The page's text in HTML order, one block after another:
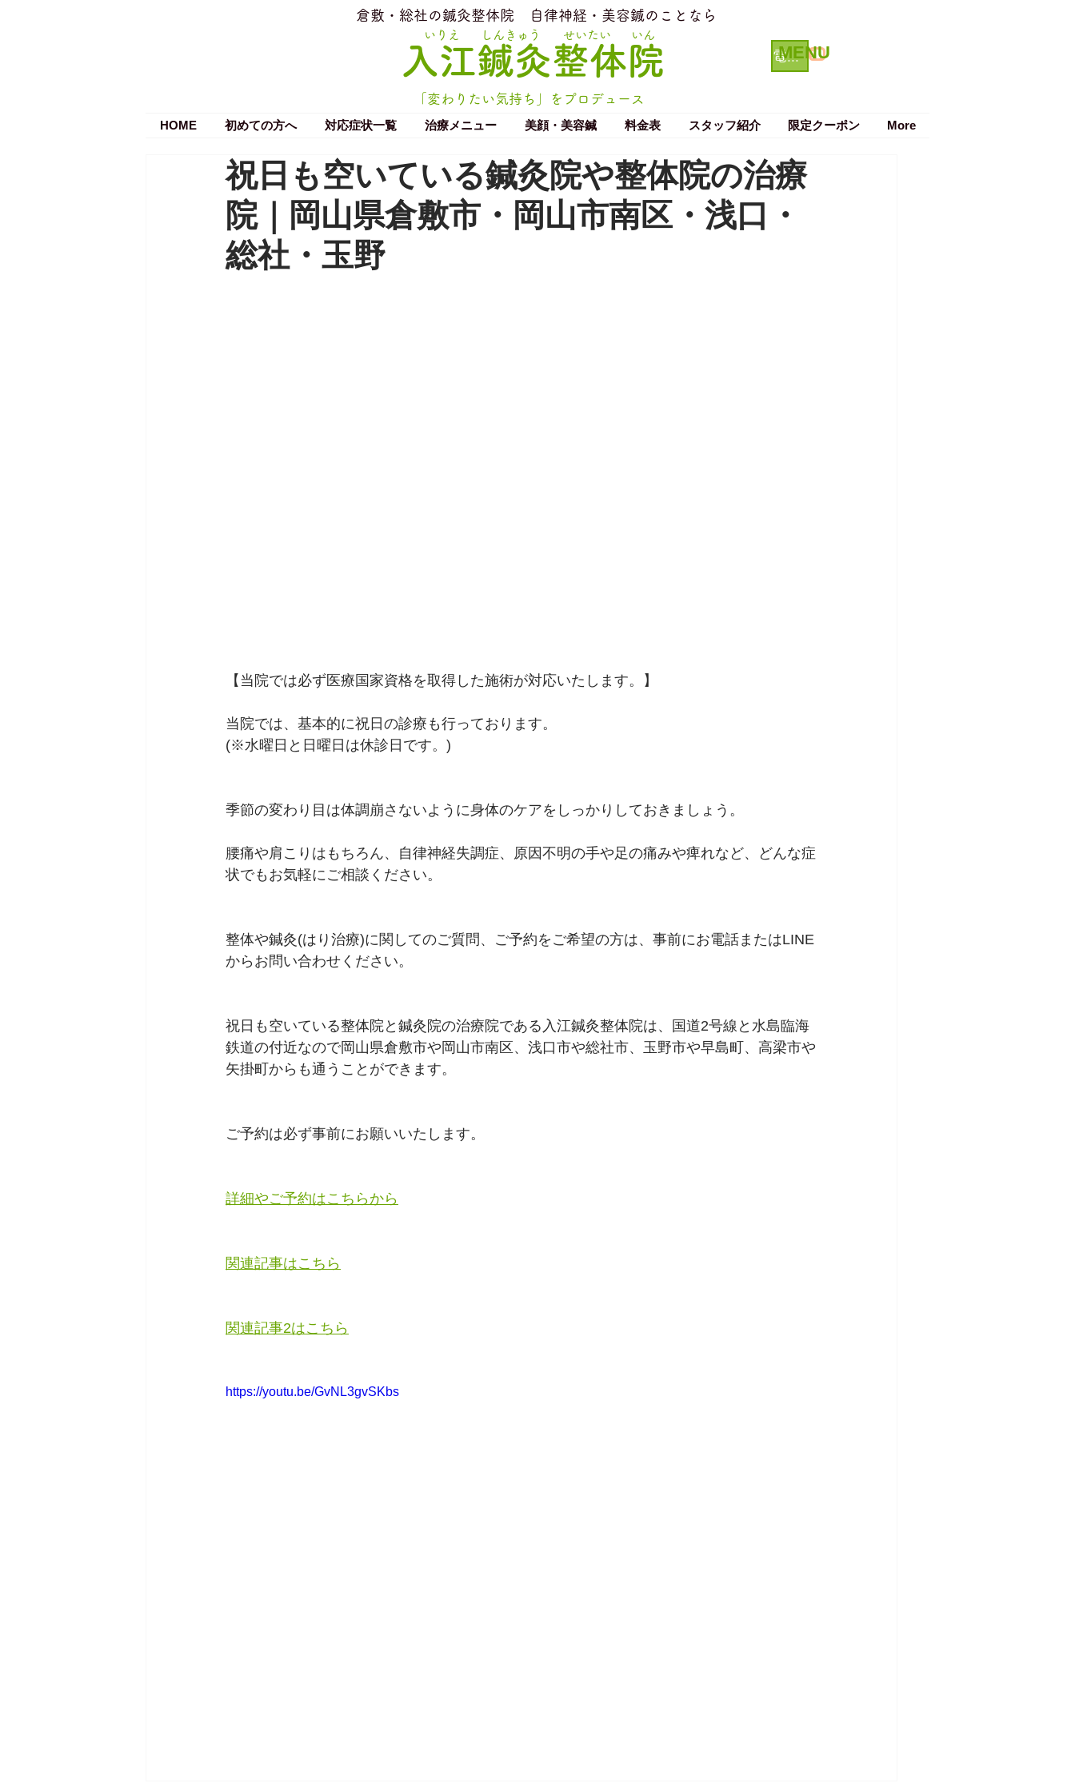
いりえ
​倉敷・総社の鍼灸整体院 ​自律神経・美容鍼のことなら
​入江鍼灸整体院
せいたい
しんきゅう いん
電話で予約する クーポン
MENU
「変わりたい気持ち」をプロデュース
HOME
初めての方へ 対応症状一覧 治療メニュー 美顔・美容鍼 料金表 スタッフ紹介 限定クーポン More
祝日も空いている鍼灸院や整体院の治療
院｜岡山県倉敷市・岡山市南区・浅口・
総社・玉野
【当院では必ず医療国家資格を取得した施術が対応いたします。】
当院では、基本的に祝日の診療も行っております。
(※水曜日と日曜日は休診日です。)
季節の変わり目は体調崩さないように身体のケアをしっかりしておきましょう。
腰痛や肩こりはもちろん、自律神経失調症、原因不明の手や足の痛みや痺れなど、どんな症
状でもお気軽にご相談ください。
整体や鍼灸(はり治療)に関してのご質問、ご予約をご希望の方は、事前にお電話またはLINE
からお問い合わせください。
祝日も空いている整体院と鍼灸院の治療院である入江鍼灸整体院は、国道2号線と水島臨海
鉄道の付近なので岡山県倉敷市や岡山市南区、浅口市や総社市、玉野市や早島町、高梁市や
矢掛町からも通うことができます。
ご予約は必ず事前にお願いいたします。
詳細やご予約はこちらから
関連記事はこちら
関連記事2はこちら
https://youtu.be/GvNL3gvSKbs